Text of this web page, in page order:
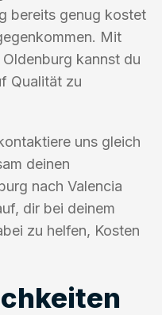
bereits genug kostet
Mit
kannst du
Qualität zu
uns gleich
deinen
nach Valencia
dir bei deinem
zu helfen, Kosten